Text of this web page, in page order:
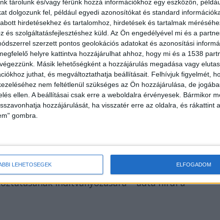
tárolunk és/vagy férünk hozzá információkhoz egy eszközön,
dolgozunk fel, például egyedi azonosítókat és standard
hirdetésekhez és tartalomhoz, hirdetések és tartalmak
és szolgáltatásfejlesztéshez küld. Az Ön engedélyével mi és a
szerzett pontos geolokációs adatokat és azonosítási
helyre kattintva hozzájárulhat ahhoz, hogy mi és a 1538
Másik lehetőségként a hozzájárulás megadása vagy
juthat, és megváltoztathatja beállításait. Felhívjuk figyelmét,
nem feltétlenül szükséges az Ön hozzájárulása, de
ellen. A beállításai csak erre a weboldalra érvényesek. Bármikor
hozzájárulását, ha visszatér erre az oldalra, és rákattint
gombra.
LEHETŐSÉGEK ELFOGADOM
a sógora, M. Kálmán telefonált be a
szeptember 11-én elfogták, és közveszéllyel
miatt hallgatták ki gyanúsítottként.
ellen nem szabott ki a
sem folyt vele szemben. A Budapesti
nyomozói M. Kálmánt őrizetbe
indítványozására – adta hírül a